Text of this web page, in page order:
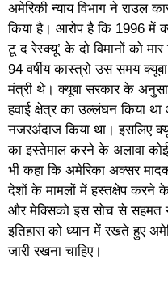
अमेरिकी न्याय विभाग ने राउल
किया है। आरोप है कि 1996 में
टू द रेस्क्यू’ के दो विमानों को
94 वर्षीय कास्त्रो उस समय
मंत्री थे। क्यूबा सरकार के
हवाई क्षेत्र का उल्लंघन किया
नजरअंदाज किया था। इसलिए
का इस्तेमाल करने के अलावा
भी कहा कि अमेरिका अक्सर
देशों के मामलों में हस्तक्षेप करने
और मेक्सिको इस सोच से सहमत
इतिहास को ध्यान में रखते हुए
जारी रखना चाहिए।